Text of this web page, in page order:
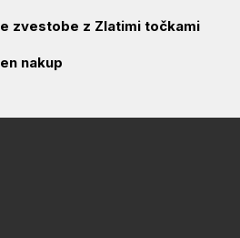
zvestobe z Zlatimi točkami
nakup